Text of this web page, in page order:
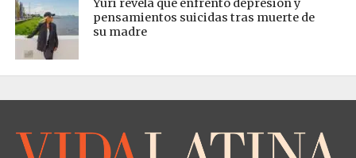
Yuri revela que enfrentó depresión y
pensamientos suicidas tras muerte de
su madre